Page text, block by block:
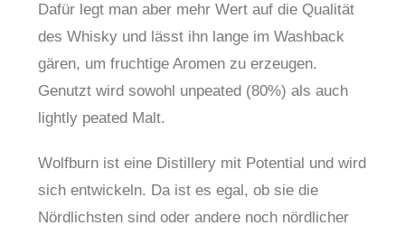
Dafür legt man aber mehr Wert auf die Qualität
des Whisky und lässt ihn lange im Washback
gären, um fruchtige Aromen zu erzeugen.
Genutzt wird sowohl unpeated (80%) als auch
lightly peated Malt.
Wolfburn ist eine Distillery mit Potential und wird
sich entwickeln. Da ist es egal, ob sie die
Nördlichsten sind oder andere noch nördlicher